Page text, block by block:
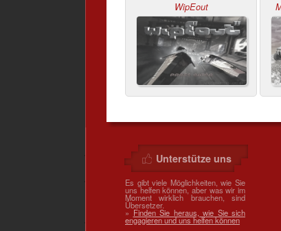
WipEout
Unterstütze uns
Es gibt viele Möglichkeiten, wie Sie
uns helfen können, aber was wir im
Moment wirklich brauchen, sind
Übersetzer.
» Finden Sie heraus, wie Sie sich
engagieren und uns helfen können